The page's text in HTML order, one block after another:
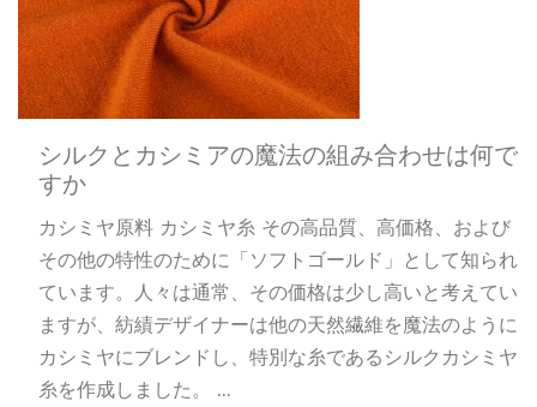
シルクとカシミアの魔法の組み合わせは何で
すか
カシミヤ原料 カシミヤ糸 その高品質、高価格、および
その他の特性のために「ソフトゴールド」として知られ
ています。人々は通常、その価格は少し高いと考えてい
ますが、紡績デザイナーは他の天然繊維を魔法のように
カシミヤにブレンドし、特別な糸であるシルクカシミヤ
糸を作成しました。 ...